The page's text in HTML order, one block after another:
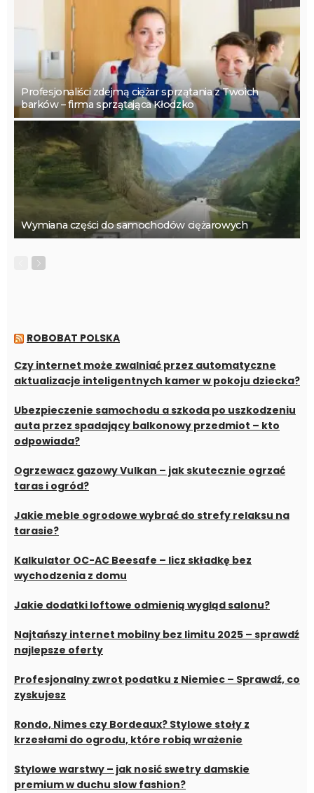
Profesjonaliści zdejmą ciężar sprzątania z Twoich
barków – firma sprzątająca Kłodzko
Wymiana części do samochodów ciężarowych
ROBOBAT POLSKA
Czy internet może zwalniać przez automatyczne
aktualizacje inteligentnych kamer w pokoju dziecka?
Ubezpieczenie samochodu a szkoda po uszkodzeniu
auta przez spadający balkonowy przedmiot – kto
odpowiada?
Ogrzewacz gazowy Vulkan – jak skutecznie ogrzać
taras i ogród?
Jakie meble ogrodowe wybrać do strefy relaksu na
tarasie?
Kalkulator OC-AC Beesafe – licz składkę bez
wychodzenia z domu
Jakie dodatki loftowe odmienią wygląd salonu?
Najtańszy internet mobilny bez limitu 2025 – sprawdź
najlepsze oferty
Profesjonalny zwrot podatku z Niemiec – Sprawdź, co
zyskujesz
Rondo, Nimes czy Bordeaux? Stylowe stoły z
krzesłami do ogrodu, które robią wrażenie
Stylowe warstwy – jak nosić swetry damskie
premium w duchu slow fashion?